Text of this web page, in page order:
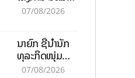
ອຸດສາຫະກຳ
150 ລ້ານໂດລາ,
ສ້າງວຽກ 5.000
ຕຳແໜ່ງ
07/08/2026
ນາຍົກ ຊີ້ນຳນັກ
ທຸລະກິດໜຸ່ມ
ຕ້ອງນຳໜ້າແກ້
07/08/2026